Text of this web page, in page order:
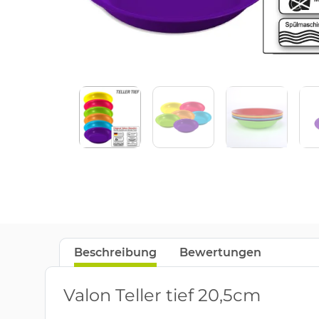
Beschreibung Bewertungen
Valon Teller tief 20,5cm